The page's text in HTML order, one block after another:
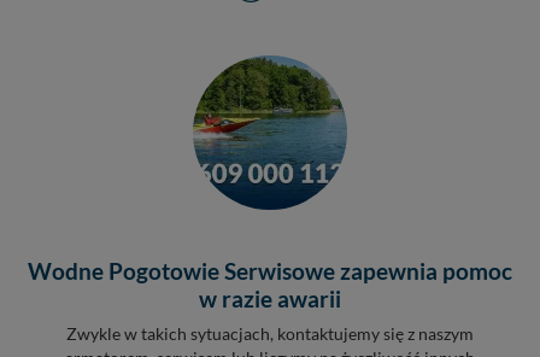
Wodne Pogotowie Serwisowe zapewnia pomoc
w razie awarii
Zwykle w takich sytuacjach, kontaktujemy się z naszym